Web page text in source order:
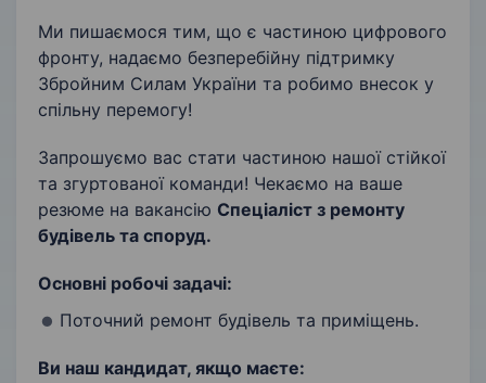
Ми пишаємося тим, що є частиною цифрового
фронту, надаємо безперебійну підтримку
Збройним Силам України та робимо внесок у
спільну перемогу!
Запрошуємо вас стати частиною нашої стійкої
та згуртованої команди! Чекаємо на ваше
резюме на вакансію Спеціаліст з ремонту
будівель та споруд.
Основні робочі задачі:
Поточний ремонт будівель та приміщень.
Ви наш кандидат, якщо маєте: